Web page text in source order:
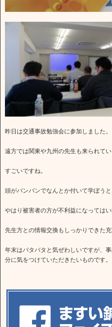
昨日は交通事故勉強会に参加しました。
遠方では関東や九州の先生も来られてい
すごいですね。
頭がパンパンでなんとか付いて学ぼうと
やはり被害者の方が不利益になってはい
先生方との情報交換もしっかりできた
年末はバタバタと気ぜわしいですが、
分に気をつけていただきたいものです。